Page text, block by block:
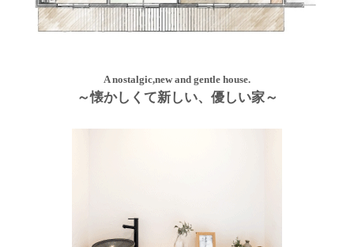
A nostalgic,new and gentle house.
～懐かしくて新しい、優しい家～